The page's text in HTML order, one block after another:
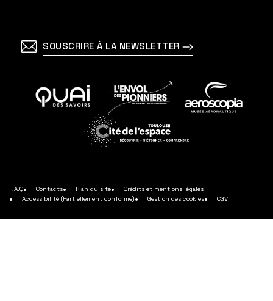
SOUSCRIRE À LA NEWSLETTER
En
savoir
plus
F.A.Q Contacts Plan du site
Crédits et mentions légales
Accessibilité (Partiellement conforme)
Gestion des cookies CGV